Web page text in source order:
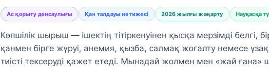
Ас қорыту денсаулығы Қан талдауы нәтижесі 2026 жылғы жаңарту Науқасқа
Көпшілік шырыш — ішектің тітіркенуінен қысқа мерзімді белгі,
қанмен бірге жүруі, анемия, қызба, салмақ жоғалту немесе
тиісті тексеруді қажет етеді. Мынадай жолмен мен «жай ғана»